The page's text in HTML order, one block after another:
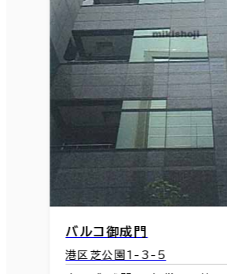
バルコ御成門
港区芝公園1-3-5